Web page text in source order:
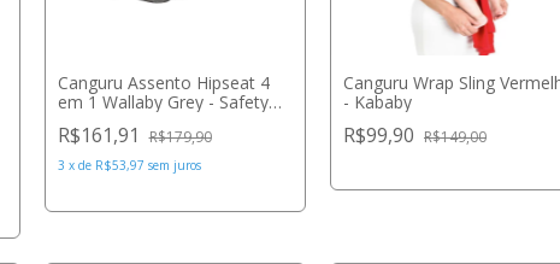
Canguru Assento Hipseat 4
em 1 Wallaby Grey - Safety
R$161,91 R$179,90
3 x de R$53,97 sem juros
Canguru Wrap Sling
- Kababy
R$99,90 R$149,00